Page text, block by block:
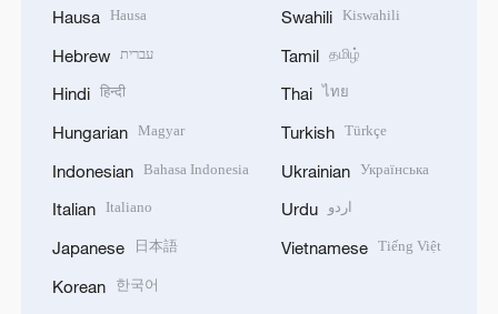
Hausa Hausa
Hebrew עברית
Hindi हिन्दी
Hungarian Magyar
Indonesian Bahasa Indonesia
Italian Italiano
Japanese 日本語
Korean 한국어
Swahili Kiswahili
Tamil தமிழ்
Thai ไทย
Turkish Türkçe
Ukrainian Українська
Urdu اردو
Vietnamese Tiếng Việt